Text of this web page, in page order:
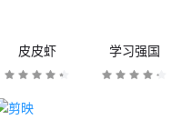
皮皮虾 学习强国